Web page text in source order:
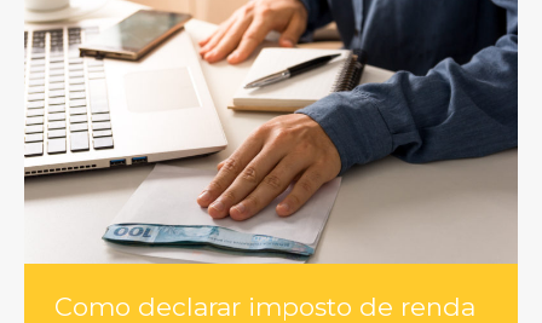
Como declarar imposto de renda